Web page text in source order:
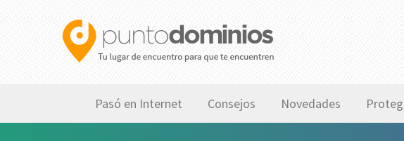
Pasó en Internet Consejos Novedades